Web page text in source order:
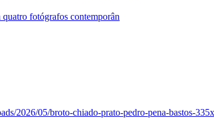
fotógrafos contemporân
2026/05/broto-chiado-prato-pedro-pena-bastos-